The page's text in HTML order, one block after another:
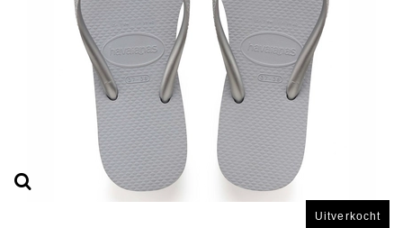
Uitverkocht